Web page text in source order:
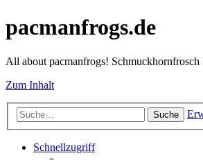
pacmanfrogs.de
All about pacmanfrogs! Schmuckhornfrosch
Zum Inhalt
Suche
Schnellzugriff